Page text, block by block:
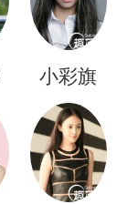
小彩旗